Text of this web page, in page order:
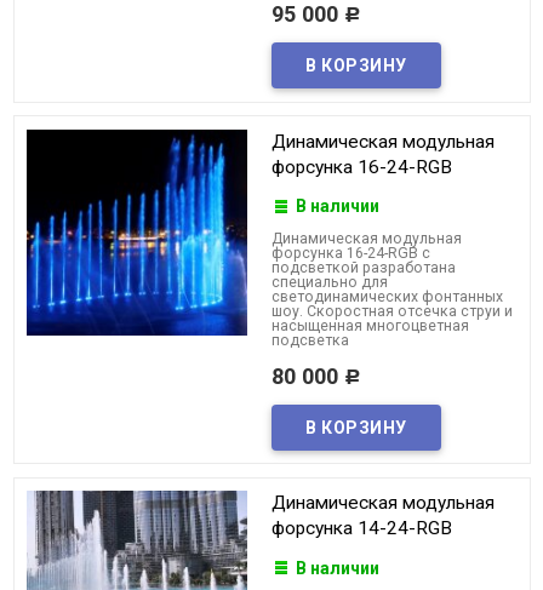
95 000 Р
Динамическая модульная
форсунка 16-24-RGB
В наличии
Динамическая модульная
форсунка 16-24-RGB с
подсветкой разработана
специально для
светодинамических фонтанных
шоу. Скоростная отсечка струи и
насыщенная многоцветная
подсветка
80 000 Р
Динамическая модульная
форсунка 14-24-RGB
В наличии